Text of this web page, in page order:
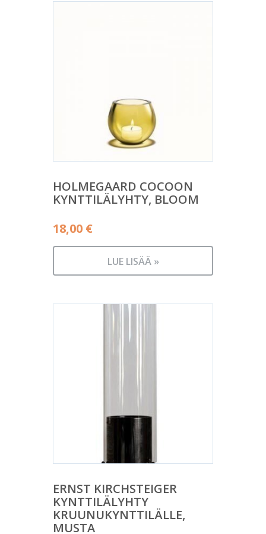
HOLMEGAARD COCOON
KYNTTILÄLYHTY, BLOOM
18,00 €
LUE LISÄÄ »
ERNST KIRCHSTEIGER
KYNTTILÄLYHTY
KRUUNUKYNTTILÄLLE,
MUSTA